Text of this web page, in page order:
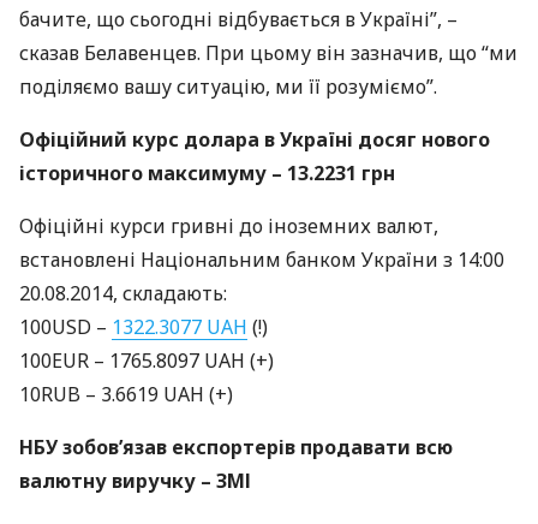
бачите, що сьогодні відбувається в Україні”, –
сказав Белавенцев. При цьому він зазначив, що “ми
поділяємо вашу ситуацію, ми її розуміємо”.
Офіційний курс долара в Україні досяг нового
історичного максимуму – 13.2231 грн
Офіційні курси гривні до іноземних валют,
встановлені Національним банком України з 14:00
20.08.2014, складають:
100USD – 1322.3077 UAH (!)
100EUR – 1765.8097 UAH (+)
10RUB – 3.6619 UAH (+)
НБУзобов’язав експортерів продавати всю
валютну виручку – ЗМІ